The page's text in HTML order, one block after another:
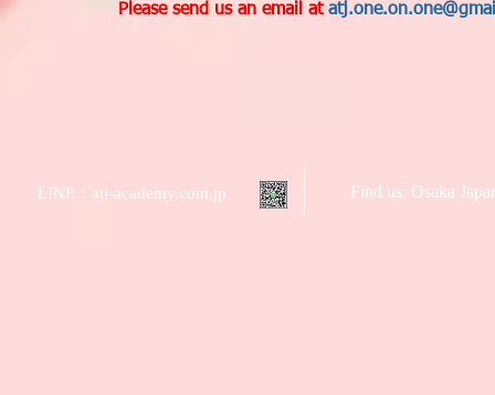
Please send us an email at
LINE：atj-academy.com.jp Find us: Osaka